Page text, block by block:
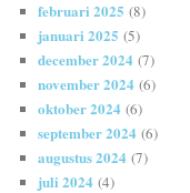
februari 2025 (8)
januari 2025 (5)
december 2024 (7)
november 2024 (6)
oktober 2024 (6)
september 2024 (6)
augustus 2024 (7)
juli 2024 (4)